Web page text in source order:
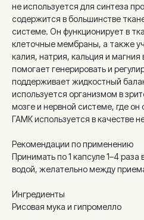
не используется для синтеза
содержится в большинстве
системе. Он функционирует в
клеточные мембраны, а также
калия, натрия, кальция и магния
помогает генерировать и
поддерживает жидкостный
используется организмом в
мозге и нервной системе, где он
ГАМК используется в качестве
Рекомендации по применению
Принимать по 1 капсуле 1–4
водой, желательно между
Ингредиенты
Рисовая мука и гипромелло